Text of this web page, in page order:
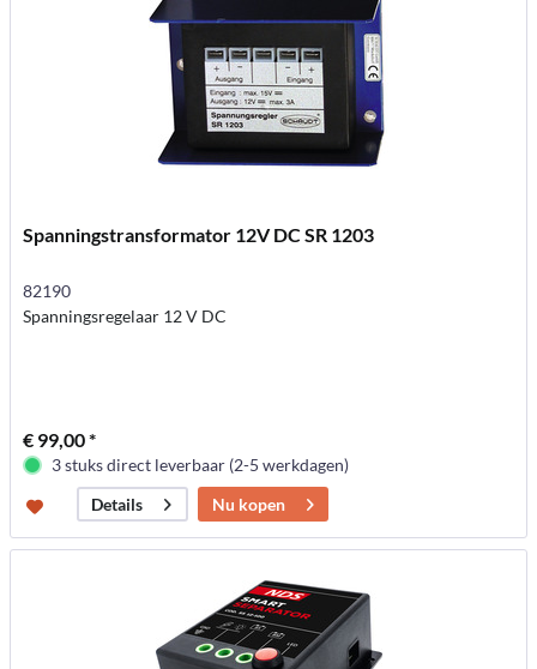
Spanningstransformator 12V DC SR 1203
82190
Spanningsregelaar 12 V DC
€ 99,00 *
3 stuks direct leverbaar (2-5 werkdagen)
Details
Nu kopen